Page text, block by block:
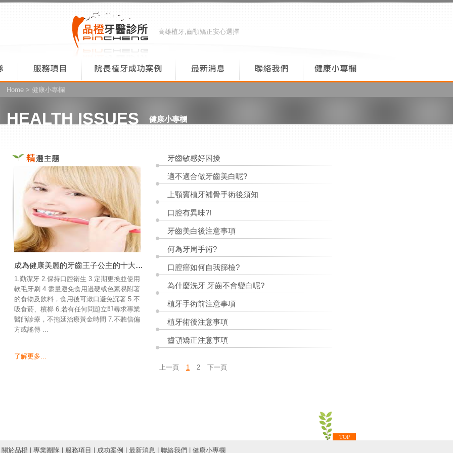
高雄植牙,齒顎矯正安心選擇
Home > 健康小專欄
HEALTH ISSUES 健康小專欄
成為健康美麗的牙齒王子公主的十大撇步!
1.勤潔牙 2.保持口腔衛生 3.定期更換並使用
軟毛牙刷 4.盡量避免食用過硬或色素易附著
的食物及飲料，食用後可漱口避免沉著 5.不
吸食菸、檳榔 6.若有任何問題立即尋求專業
醫師診療，不拖延治療黃金時間 7.不聽信偏
方或謠傳 ...
了解更多...
牙齒敏感好困擾
適不適合做牙齒美白呢?
上顎竇植牙補骨手術後須知
口腔有異味?!
牙齒美白後注意事項
何為牙周手術?
口腔癌如何自我篩檢?
為什麼洗牙 牙齒不會變白呢?
植牙手術前注意事項
植牙術後注意事項
齒顎矯正注意事項
上一頁 1 2 下一頁
TOP
關於品橙 專業團隊| 服務項目 成功案例 最新消息 聯絡我們 健康小專欄